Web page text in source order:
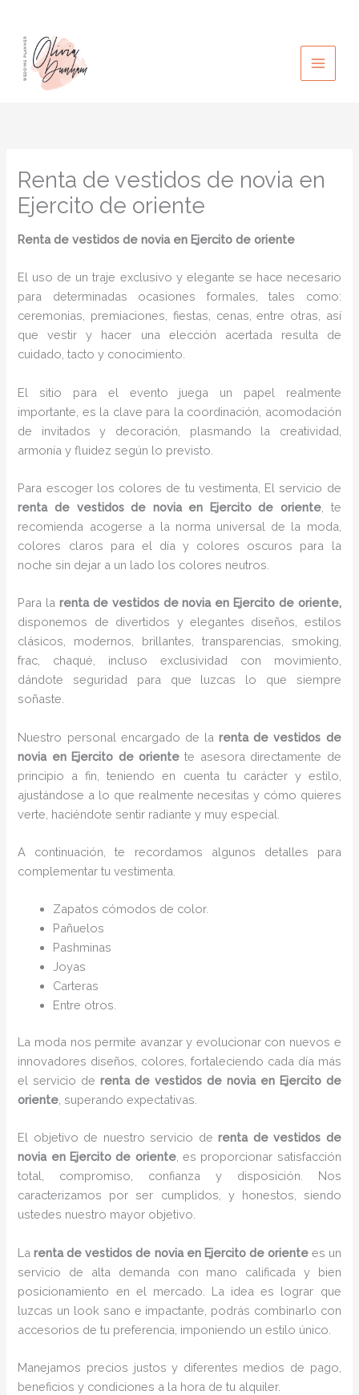
contenido
Renta de vestidos de novia en
Ejercito de oriente
Renta de vestidos de novia en Ejercito de oriente
El uso de un traje exclusivo y elegante se hace necesario
para determinadas ocasiones formales, tales como:
ceremonias, premiaciones, fiestas, cenas, entre otras, así
que vestir y hacer una elección acertada resulta de
cuidado, tacto y conocimiento.
El sitio para el evento juega un papel realmente
importante, es la clave para la coordinación, acomodación
de invitados y decoración, plasmando la creatividad,
armonía y fluidez según lo previsto.
Para escoger los colores de tu vestimenta, El servicio de
renta de vestidos de novia en Ejercito de oriente, te
recomienda acogerse a la norma universal de la moda,
colores claros para el día y colores oscuros para la
noche sin dejar a un lado los colores neutros.
Para larenta de vestidos de novia en Ejercito de oriente,
disponemos de divertidos y elegantes diseños, estilos
clásicos, modernos, brillantes, transparencias, smoking,
frac, chaqué, incluso exclusividad con movimiento,
dándote seguridad para que luzcas lo que siempre
soñaste.
Nuestro personal encargado de larenta de vestidos de
novia en Ejercito de oriente te asesora directamente de
principio a fin, teniendo en cuenta tu carácter y estilo,
ajustándose a lo que realmente necesitas y cómo quieres
verte, haciéndote sentir radiante y muy especial.
A continuación, te recordamos algunos detalles para
complementar tu vestimenta.
Zapatos cómodos de color.
Pañuelos
Pashminas
Joyas
Carteras
Entre otros.
La moda nos permite avanzar y evolucionar con nuevos e
innovadores diseños, colores, fortaleciendo cada día más
el servicio derenta de vestidos de novia en Ejercito de
oriente , superando expectativas.
El objetivo de nuestro servicio derenta de vestidos de
novia en Ejercito de oriente, es proporcionar satisfacción
total, compromiso, confianza y disposición. Nos
caracterizamos por ser cumplidos, y honestos, siendo
ustedes nuestro mayor objetivo.
Larenta de vestidos de novia en Ejercito de oriente es un
servicio de alta demanda con mano calificada y bien
posicionamiento en el mercado. La idea es lograr que
luzcas un look sano e impactante, podrás combinarlo con
accesorios de tu preferencia, imponiendo un estilo único.
Manejamos precios justos y diferentes medios de pago,
beneficios y condiciones a la hora de tu alquiler.